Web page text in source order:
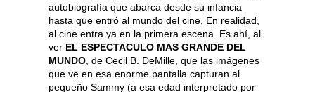
autobiografía que abarca desde su infancia
hasta que entró al mundo del cine. En realidad,
al cine entra ya en la primera escena. Es ahí, al
ver EL ESPECTACULO MAS GRANDE DEL
MUNDO , de Cecil B. DeMille, que las imágenes
que ve en esa enorme pantalla capturan al
pequeño Sammy (a esa edad interpretado por